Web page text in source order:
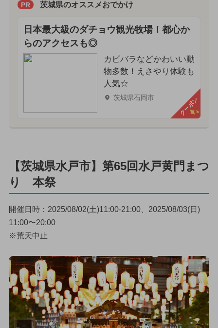
PR 茨城県のオススメおでかけ
日本最大級のダチョウ観光牧場！都心か
らのアクセスも◎
カピバラなどかわいい動
物多数！えさやり体験も
人気☆
茨城県石岡市 クーポン
【茨城県水戸市】第65回水戸黄門まつ
り 本祭
開催日時：2025/08/02(土)11:00-21:00、2025/08/03(日)
11:00〜20:00
※荒天中止